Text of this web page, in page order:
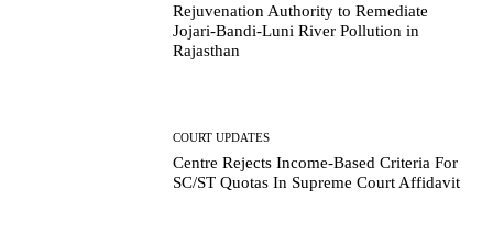
Rejuvenation Authority to Remediate
Jojari-Bandi-Luni River Pollution in
Rajasthan
COURT UPDATES
Centre Rejects Income-Based Criteria For
SC/ST Quotas In Supreme Court Affidavit